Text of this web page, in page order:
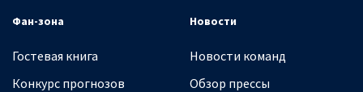
Фан-зона
Гостевая книга
Конкурс прогнозов
Новости
Новости команд
Обзор прессы